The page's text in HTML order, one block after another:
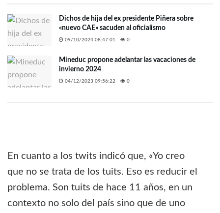
Dichos de hija del ex presidente Piñera sobre
«nuevo CAE» sacuden al oficialismo
09/10/2024 08:47:01 0
Mineduc propone adelantar las vacaciones de
invierno 2024
04/12/2023 09:56:22 0
En cuanto a los twits indicó que, «Yo creo
que no se trata de los tuits. Eso es reducir el
problema. Son tuits de hace 11 años, en un
contexto no solo del país sino que de uno